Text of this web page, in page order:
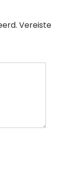
Vereiste